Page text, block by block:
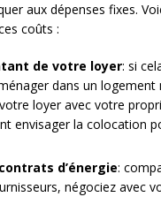
aux dépenses fixes.
coûts :
de votre loyer: si
dans un logement
loyer avec votre
envisager la colocation
d’énergie:
négociez avec